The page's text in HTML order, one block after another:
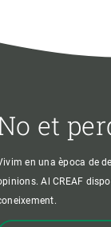
et
en una època de
Al CREAF